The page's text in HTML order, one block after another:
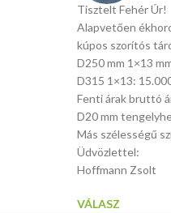
Tisztelt Fehér Úr!
Alapvetően
kúpos szorítós
D250 mm 1×13
D315 1×13:
Fenti árak bruttó
D20 mm
Más szélességű
Üdvözlettel:
Hoffmann Zsolt
VÁLASZ